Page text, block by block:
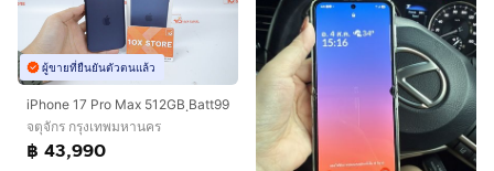
ผู้ขายที่ยืนยันตัวตนแล้ว
iPhone 17 Pro Max 512GB ฺBatt99
จตุจักร กรุงเทพมหานคร
฿ 43,990